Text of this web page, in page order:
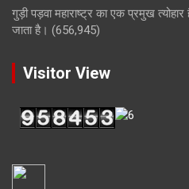
गुड़ी पड़वा महाराष्ट्र का एक प्रमुख
जाता है। (656,945)
Visitor View